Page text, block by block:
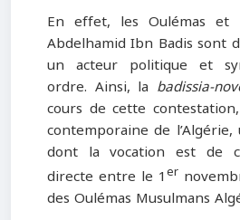
En effet, les Oulémas et
Abdelhamid Ibn Badis sont
un acteur politique et
ordre. Ainsi, la badissia-
cours de cette
contemporaine de
dont la vocation est de
directe entre le 1er
des Oulémas Musulmans